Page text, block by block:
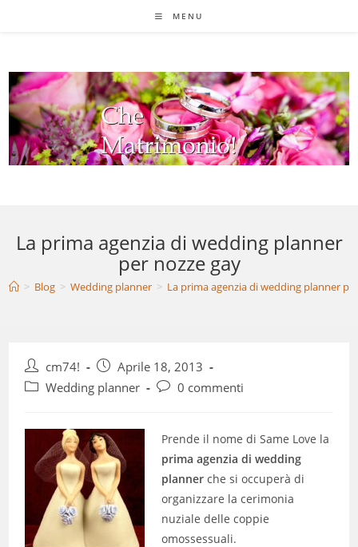
MENU
La prima agenzia di wedding planner
per nozze gay
> Blog > Wedding planner > La prima agenzia di wedding planner
Autore
dell'articolo:
cm74!
Articolo
pubblicato:
Aprile 18, 2013
Categoria
Wedding planner
Commenti
0 commenti
Prende il nome di Same Love la
prima agenzia di wedding
planner che si occuperà di
organizzare la cerimonia
nuziale delle coppie
omossessuali.